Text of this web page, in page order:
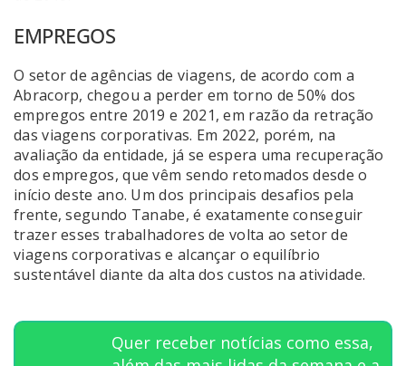
EMPREGOS
O setor de agências de viagens, de acordo com a
Abracorp, chegou a perder em torno de 50% dos
empregos entre 2019 e 2021, em razão da retração
das viagens corporativas. Em 2022, porém, na
avaliação da entidade, já se espera uma recuperação
dos empregos, que vêm sendo retomados desde o
início deste ano. Um dos principais desafios pela
frente, segundo Tanabe, é exatamente conseguir
trazer esses trabalhadores de volta ao setor de
viagens corporativas e alcançar o equilíbrio
sustentável diante da alta dos custos na atividade.
Quer receber notícias como essa,